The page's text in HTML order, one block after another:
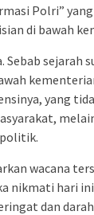
Polri”
di bawah
Sebab sejarah
yang
wacana
nikmati hari
dan